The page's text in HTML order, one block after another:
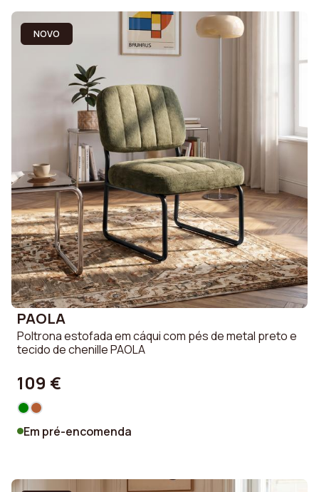
NOVO
PAOLA
Poltrona estofada em cáqui com pés de metal preto e
tecido de chenille PAOLA
109 €
Em pré-encomenda